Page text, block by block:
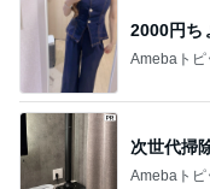
2000円ち
Amebaトピ
次世代掃
Amebaトピ